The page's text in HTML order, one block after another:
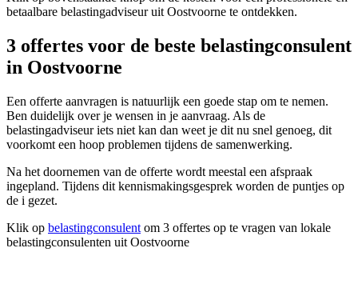
betaalbare belastingadviseur uit Oostvoorne te ontdekken.
3 offertes voor de beste belastingconsulent
in Oostvoorne
Een offerte aanvragen is natuurlijk een goede stap om te nemen.
Ben duidelijk over je wensen in je aanvraag. Als de
belastingadviseur iets niet kan dan weet je dit nu snel genoeg, dit
voorkomt een hoop problemen tijdens de samenwerking.
Na het doornemen van de offerte wordt meestal een afspraak
ingepland. Tijdens dit kennismakingsgesprek worden de puntjes op
de i gezet.
Klik op belastingconsulent om 3 offertes op te vragen van lokale
belastingconsulenten uit Oostvoorne